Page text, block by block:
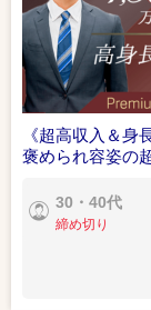
《超高収入＆身
褒められ容姿の
30・40代
締め切り